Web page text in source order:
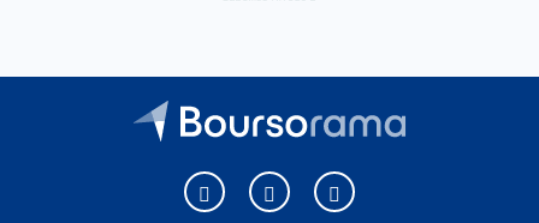
Boursorama sur Facebook
Boursorama sur XBoursorama sur